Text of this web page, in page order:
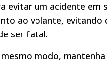
evitar um acidente em
ao volante, evitando
ser fatal.
mesmo modo,